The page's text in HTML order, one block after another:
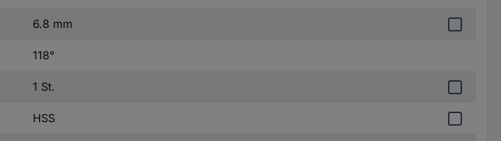
6.8 mm
118°
1 St.
HSS